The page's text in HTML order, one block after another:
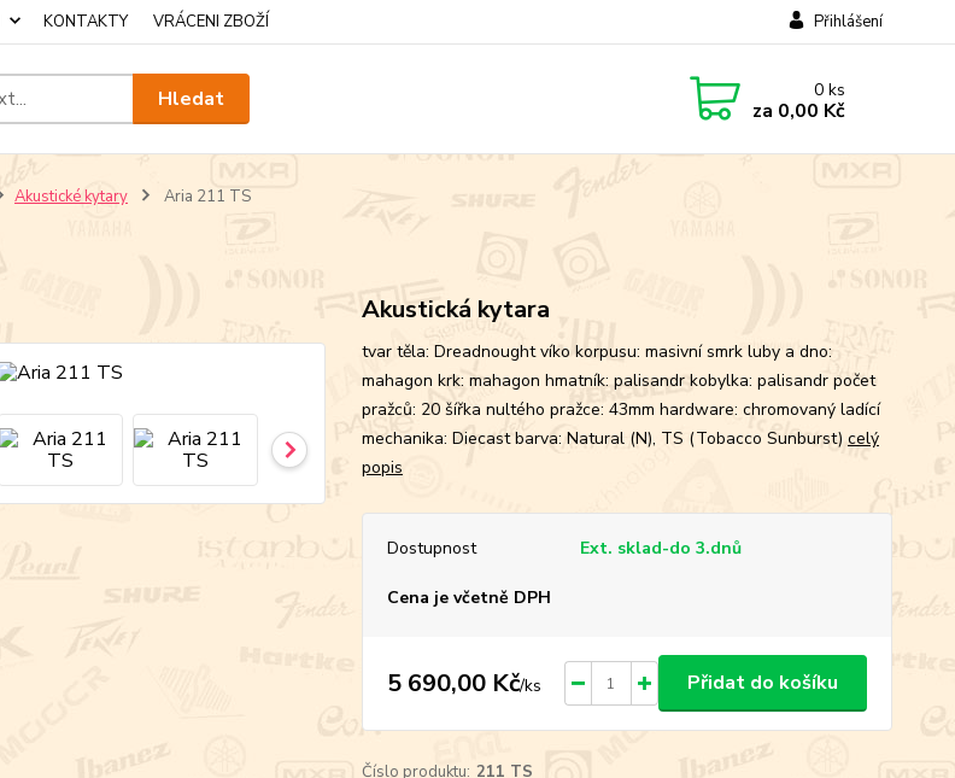
KONTAKTY VRÁCENI ZBOŽÍ Přihlášení
Hledat 0ks
za 0,00 Kč
Akustické kytary Aria 211 TS
Akustická kytara
tvar těla: Dreadnought víko korpusu: masivní smrk luby a dno:
mahagon krk: mahagon hmatník: palisandr kobylka: palisandr počet
pražců: 20 šířka nultého pražce: 43mm hardware: chromovaný ladící
mechanika: Diecast barva: Natural (N), TS (Tobacco Sunburst) celý
popis
Dostupnost Ext. sklad-do 3.dnů
Cena je včetně DPH
5 690,00 Kč/ks Přidat do košíku
Číslo produktu: 211 TS